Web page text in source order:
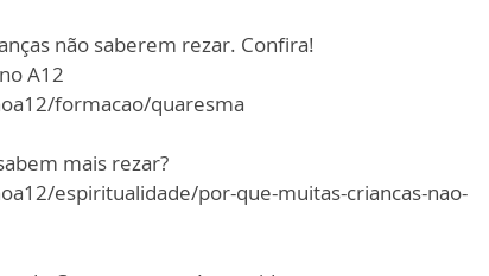
não saberem rezar. Confira!
A12
formacao/quaresma
mais rezar?
espiritualidade/por-que-muitas-criancas-nao-